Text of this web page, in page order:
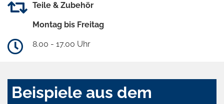
Teile & Zubehör
Montag bis Freitag
8.00 - 17.00 Uhr
Beispiele aus dem